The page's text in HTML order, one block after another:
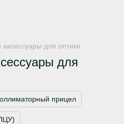
для оптики
для
прицел